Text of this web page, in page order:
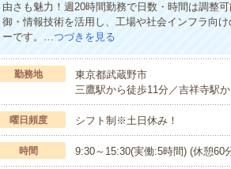
由さも魅力！週20時間勤務で日数・時間は調整
御・情報技術を活用し、工場や社会インフラ向
ーです。…つづきを見る
勤務地
東京都武蔵野市
三鷹駅から徒歩11分／吉祥寺駅
曜日頻度 シフト制※土日休み！
時間 9:30～15:30(実働:5時間) (休憩